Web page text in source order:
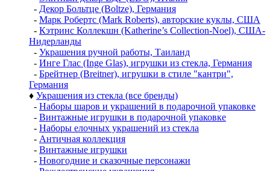
- Декор Больтце (Boltze), Германия
- Марк Робертс (Mark Roberts), авторские куклы, США
- Кэтринс Коллекшн (Katherine’s Collection-Noel), США-
Нидерланды
- Украшения ручной работы, Таиланд
- Инге Глас (Inge Glas), игрушки из стекла, Германия
- Брейтнер (Breitner), игрушки в стиле "кантри",
Германия
♦ Украшения из стекла (все бренды)
- Наборы шаров и украшений в подарочной упаковке
- Винтажные игрушки в подарочной упаковке
- Наборы елочных украшений из стекла
- Античная коллекция
- Винтажные игрушки
- Новогодние и сказочные персонажи